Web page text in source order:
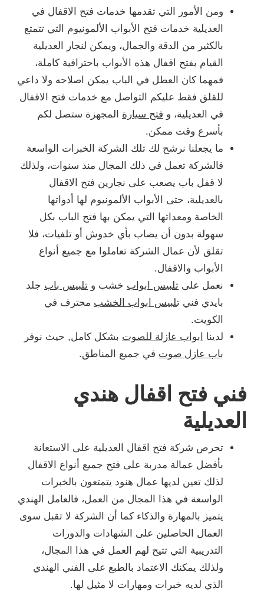
ومن الأمور التي تقدمها خدمات فتح الاقفال في
العديلية خدمات فتح الأبواب الألمونيوم التي تتمتع
بالكثير من الدقة والجمال، ويمكن لنجار العديلية
القيام بفتح اقفال هذه الأبواب باحترافية كاملة،
فمهما كان العطل في الباب يمكن اصلاحه ولا داعي
للقلق فقط عليكم التواصل مع خدمات فتح الاقفال
في العديلية، و فتح سيارة المجهزة ستصل لكم
بأسرع وقت ممكن.
ما يجعلنا نرشح لك تلك الشركة الخبرات الواسعة
فالشركة تعمل في ذلك المجال منذ سنوات، ولذلك
لا قفل باب يصعب على نجارين فتح الاقفال
بالعديلية، حتى الأبواب الألمونيوم لها أدواتها
الخاصة ومعداتها التي يمكن بها فتح الباب بكل
سهولة بدون أن يصاب بأي خدوش أو تلفيات، فلا
تقلق لأن عمال الشركة تعاملوا مع جميع أنواع
الأبواب والاقفال.
نعمل على تلبيس ابواب خشب و تلبيس باب جلد
بايدي فني تلبيس ابواب الخشب محترف في
الكويت.
لدينا
ابواب عازلة للصوت بشكل كامل, حيث نوفر
باب عازل صوت في جميع المناطق.
فني فتح اقفال هندي
العديلية
تحرص شركة فتح اقفال العديلية على الاستعانة
بأفضل عمالة مدربة على فتح جميع أنواع الاقفال
لذلك تعين لديها عمال هنود يتمتعون بالخبرات
الواسعة في هذا المجال من العمل، فالعامل الهندي
يتميز بالمهارة والذكاء كما أن الشركة لا تقبل سوى
العمال الحاصلين على الشهادات والدورات
التدريبية التي تتيح لهم العمل في هذا المجال،
ولذلك يمكنك الاعتماد بالطبع على الفني الهندي
الذي لديه خبرات ومهارات لا مثيل لها.